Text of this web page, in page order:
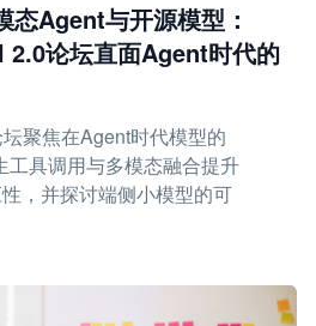
态Agent与开源模型：
论坛直面Agent时代的
聚焦在Agent时代模型的
工具调用与多模态融合提升
，并探讨端侧小模型的可